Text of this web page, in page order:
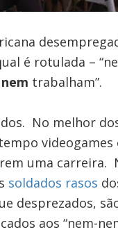
é rotulada –
nem trabalham”.
No melhor
videogames
uma carreira.
soldados rasos
desprezados,
aos “nem-